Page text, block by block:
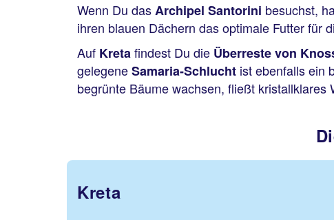
Wenn Du dasArchipel Santorini besuchst,
ihren blauen Dächern das optimale Futter für
Auf Kretafindest Du die Überreste von
gelegeneSamaria-Schlucht ist ebenfalls ein
begrünte Bäume wachsen, fließt
Kreta